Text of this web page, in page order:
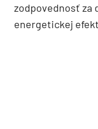
zodpovednosť za
energetickej